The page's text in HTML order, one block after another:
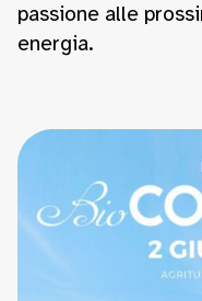
passione alle
energia.